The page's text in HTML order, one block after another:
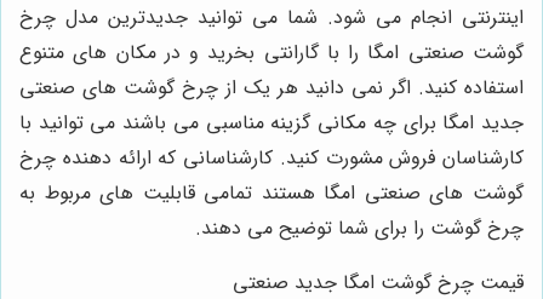
اینترنتی انجام می شود. شما می توانید جدیدترین مدل چرخ
گوشت صنعتی امگا را با گارانتی بخرید و در مکان های متنوع
استفاده کنید. اگر نمی دانید هر یک از چرخ گوشت های صنعتی
جدید امگا برای چه مکانی گزینه مناسبی می باشند می توانید با
کارشناسان فروش مشورت کنید. کارشناسانی که ارائه دهنده چرخ
گوشت های صنعتی امگا هستند تمامی قابلیت های مربوط به
چرخ گوشت را برای شما توضیح می دهند.
قیمت چرخ گوشت امگا جدید صنعتی